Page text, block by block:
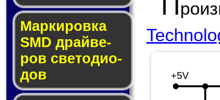
Маркировка
SMD драй­ве­
ров све­то­ди­о­
дов
+5V